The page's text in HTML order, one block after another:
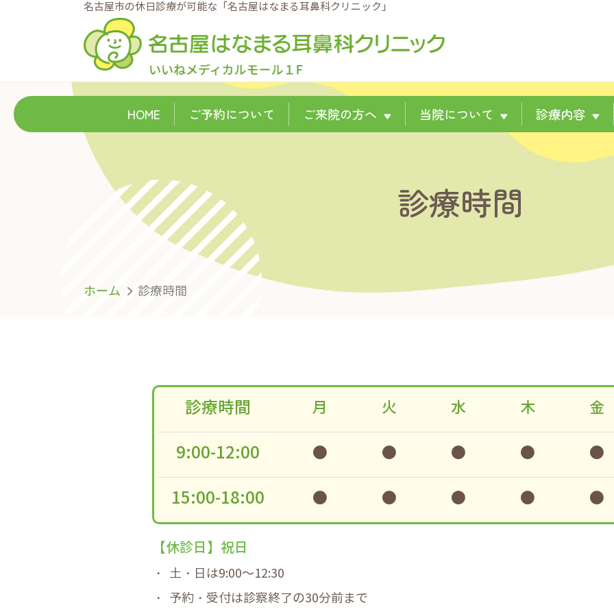
名古屋市の休日診療が可能な「名古屋はなまる耳鼻科クリニック」
HOME ご予約について ご来院の方へ ▼ 当院について ▼ 診療内容 ▼
診療時間
ホーム 診療時間
診療時間 月 火 水 木 金
9:00-12:00 ● ● ● ● ●
15:00-18:00 ● ● ● ● ●
【休診日】祝日
土・日は9:00～12:30
予約・受付は診察終了の30分前まで